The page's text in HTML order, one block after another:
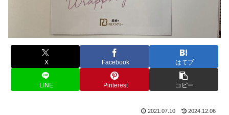
X Facebook はてブ
LINE Pinterest コピー
2021.07.10 2024.12.06